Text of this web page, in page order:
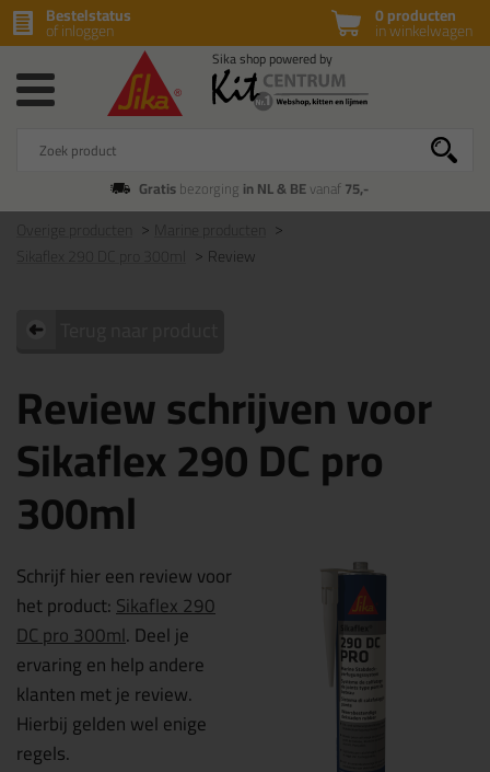
0 producten
in winkelwagen
Bestelstatus
of inloggen
Gratisbezorging in NL & BEvanaf75,-
Sikaflex 290 DC pro 300ml
Review
Review schrijven voor
Sikaflex 290 DC pro
300ml
Schrijf hier een review voor
het product:Sikaflex 290
DC pro 300ml. Deel je
ervaring en help andere
klanten met je review.
Hierbij gelden wel enige
regels.